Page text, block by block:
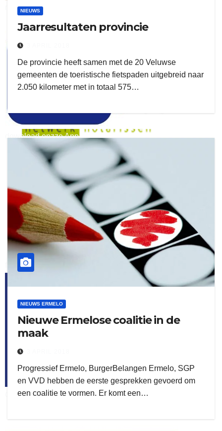
delangekortland
ruitengaparket
download onzze App
flitsmeister
ook adverteren
NIEUWS
Jaarresultaten provincie
De provincie heeft samen met de 20 Veluwse
gemeenten de toeristische fietspaden uitgebreid naar
2.050 kilometer met in totaal 575…
NIEUWS ERMELO
Nieuwe Ermelose coalitie in de
maak
Progressief Ermelo, BurgerBelangen Ermelo, SGP
en VVD hebben de eerste gesprekken gevoerd om
een coalitie te vormen. Er komt een…